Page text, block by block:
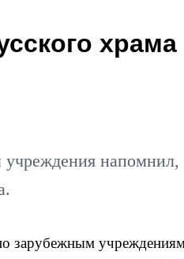
храма
напомнил,
зарубежным